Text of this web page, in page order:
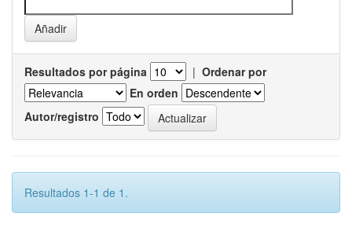
Resultados por página | Ordenar por
En orden
Autor/registro
Resultados 1-1 de 1.